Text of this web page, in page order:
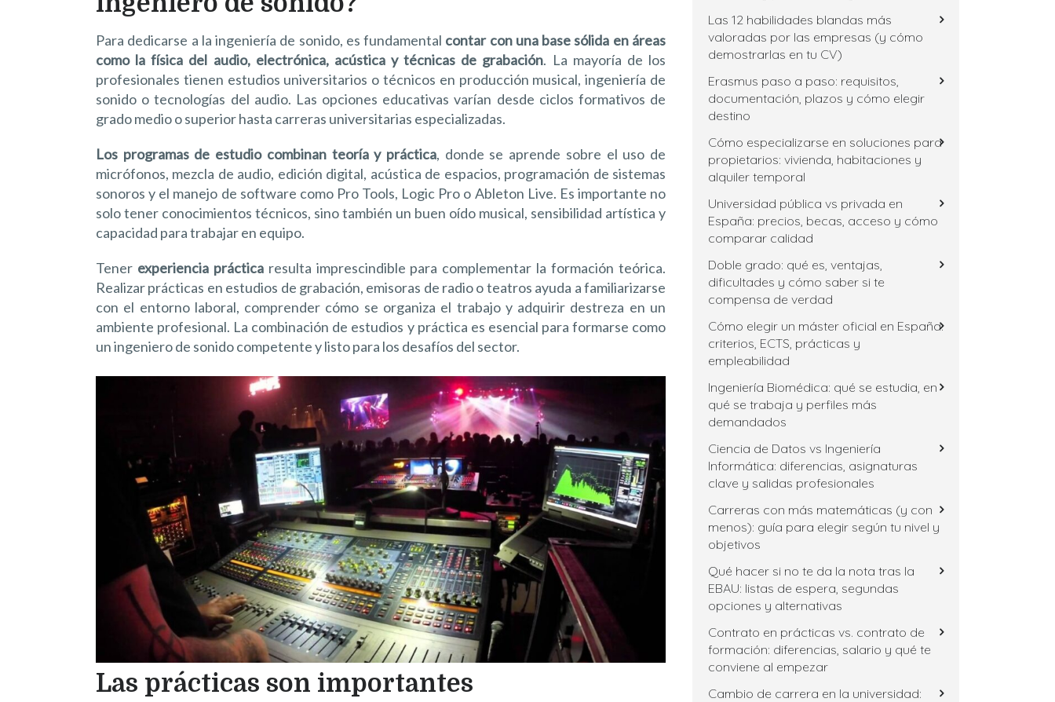
Para dedicarse a la ingeniería de sonido, es fundamental contar con una base sólida en áreas
como la física del audio, electrónica, acústica y técnicas de grabación. La mayoría de los
profesionales tienen estudios universitarios o técnicos en producción musical, ingeniería de
sonido o tecnologías del audio. Las opciones educativas varían desde ciclos formativos de
grado medio o superior hasta carreras universitarias especializadas.
Los programas de estudio combinan teoría y práctica, donde se aprende sobre el uso de
micrófonos, mezcla de audio, edición digital, acústica de espacios, programación de sistemas
sonoros y el manejo de software como Pro Tools, Logic Pro o Ableton Live. Es importante no
solo tener conocimientos técnicos, sino también un buen oído musical, sensibilidad artística y
capacidad para trabajar en equipo.
Tener experiencia prácticaresulta imprescindible para complementar la formación teórica.
Realizar prácticas en estudios de grabación, emisoras de radio o teatros ayuda a familiarizarse
con el entorno laboral, comprender cómo se organiza el trabajo y adquirir destreza en un
ambiente profesional. La combinación de estudios y práctica es esencial para formarse como
un ingeniero de sonido competente y listo para los desafíos del sector.
Las prácticas son importantes
Las 12 habilidades blandas más
valoradas por las empresas (y cómo
demostrarlas en tu CV)
Erasmus paso a paso: requisitos,
documentación, plazos y cómo elegir
destino
Cómo especializarse en soluciones para
propietarios: vivienda, habitaciones y
alquiler temporal
Universidad pública vs privada en
España: precios, becas, acceso y cómo
comparar calidad
Doble grado: qué es, ventajas,
dificultades y cómo saber si te
compensa de verdad
Cómo elegir un máster oficial en España:
criterios, ECTS, prácticas y
empleabilidad
Ingeniería Biomédica: qué se estudia, en
qué se trabaja y perfiles más
demandados
Ciencia de Datos vs Ingeniería
Informática: diferencias, asignaturas
clave y salidas profesionales
Carreras con más matemáticas (y con
menos): guía para elegir según tu nivel y
objetivos
Qué hacer si no te da la nota tras la
EBAU: listas de espera, segundas
opciones y alternativas
Contrato en prácticas vs. contrato de
formación: diferencias, salario y qué te
conviene al empezar
Cambio de carrera en la universidad: